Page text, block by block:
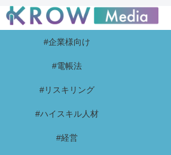
#企業様向け
#電帳法
#リスキリング
#ハイスキル人材
#経営